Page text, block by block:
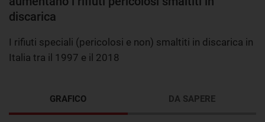
discarica
I rifiuti speciali (pericolosi e non) smaltiti in discarica in
Italia tra il 1997 e il 2018
GRAFICO DA SAPERE